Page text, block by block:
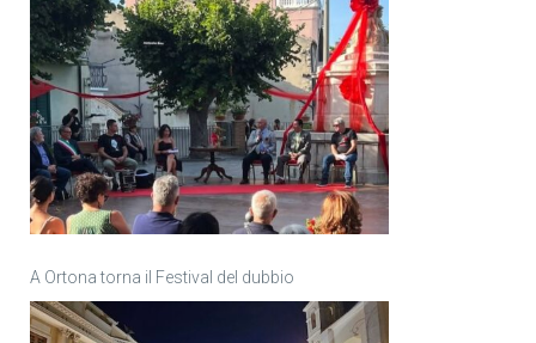
A Ortona torna il Festival del dubbio